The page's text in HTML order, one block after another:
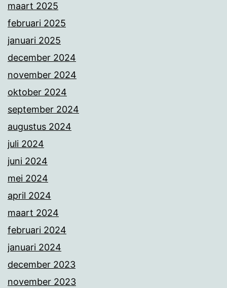
maart 2025
februari 2025
januari 2025
december 2024
november 2024
oktober 2024
september 2024
augustus 2024
juli 2024
juni 2024
mei 2024
april 2024
maart 2024
februari 2024
januari 2024
december 2023
november 2023